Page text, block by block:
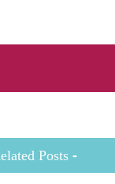
Posts -